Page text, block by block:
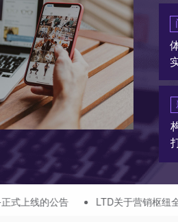
LTD关于营销枢纽全面开放运营数据大屏